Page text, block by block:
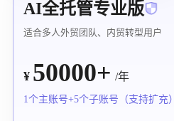
AI全托管专业版
适合多人外贸团队、内贸转型用户
¥ 50000+ /年
1个主账号+5个子账号（支持扩充）